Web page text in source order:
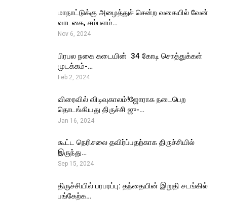
மாநாட்டுக்கு அழைத்துச் சென்ற வகையில் வேன்
வாடகை, சம்பளம்…
Nov 6, 2024
பிரபல நகை கடையின் ₹ 34 கோடி சொத்துக்கள்
முடக்கம்-…
Feb 2, 2024
விரைவில் விடிவுகாலம்!ஜோராக நடைபெற
தொடங்கியது திருச்சி ஜு-…
Jan 16, 2024
கூட்ட நெரிசலை தவிர்ப்பதற்காக திருச்சியில்
இருந்து…
Sep 15, 2024
திருச்சியில் பரபரப்பு: தந்தையின் இறுதி சடங்கில்
பங்கேற்க…